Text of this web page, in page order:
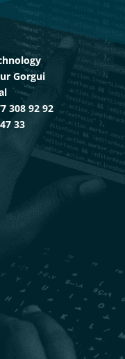
Gorgui
308 92 92
33